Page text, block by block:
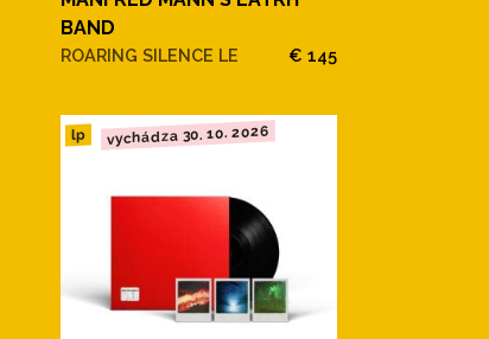
BAND
ROARING SILENCE LE € 145
lp vychádza 30. 10. 2026